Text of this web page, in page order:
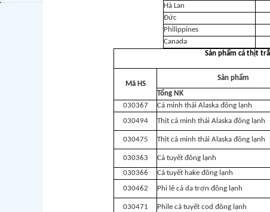
Hà Lan
Đức
Philippines
Canada
Sản phẩm cá thịt
Mã HS
Sản phẩm
Tổng NK
030367
Cá minh thái Alaska đông lạnh
030494
Thịt cá minh thái Alaska đông lạnh
030475 Thịt cá minh thái Alaska đông lạnh
030363 Cá tuyết đông lạnh
030366
Cá tuyết hake đông lạnh
030462
Phi lê cá da trơn đông lạnh
030471 Phile cá tuyết cod đông lạnh